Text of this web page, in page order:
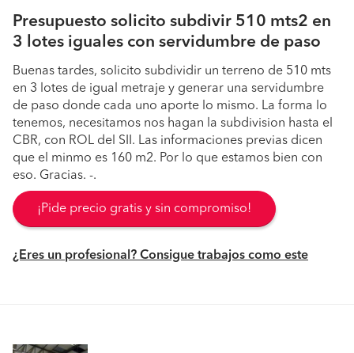
Presupuesto solicito subdivir 510 mts2 en
3 lotes iguales con servidumbre de paso
Buenas tardes, solicito subdividir un terreno de 510 mts
en 3 lotes de igual metraje y generar una servidumbre
de paso donde cada uno aporte lo mismo. La forma lo
tenemos, necesitamos nos hagan la subdivision hasta el
CBR, con ROL del SII. Las informaciones previas dicen
que el minmo es 160 m2. Por lo que estamos bien con
eso. Gracias. -.
¡Pide precio gratis y sin compromiso!
¿Eres un profesional? Consigue trabajos como este